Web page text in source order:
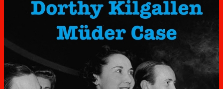
g
a
o
n